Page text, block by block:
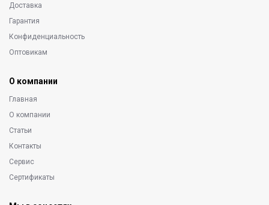
Доставка
Гарантия
Конфиденциальность
Оптовикам
О компании
Главная
О компании
Статьи
Контакты
Сервис
Сертификаты